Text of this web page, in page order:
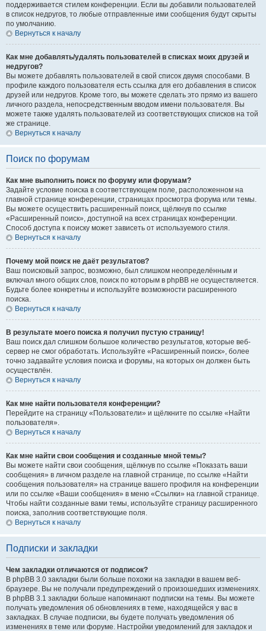
поддерживается стилем конференции. Если вы добавили пользователей
в список недругов, то любые отправленные ими сообщения будут скрыты
по умолчанию.
Вернуться к началу
Как мне добавлять/удалять пользователей в списках моих друзей и
недругов?
Вы можете добавлять пользователей в свой список двумя способами. В
профиле каждого пользователя есть ссылка для его добавления в список
друзей или недругов. Кроме того, вы можете сделать это прямо из вашего
личного раздела, непосредственным вводом имени пользователя. Вы
можете также удалять пользователей из соответствующих списков на той
же странице.
Вернуться к началу
Поиск по форумам
Как мне выполнить поиск по форуму или форумам?
Задайте условие поиска в соответствующем поле, расположенном на
главной странице конференции, страницах просмотра форума или темы.
Вы можете осуществить расширенный поиск, щёлкнув по ссылке
«Расширенный поиск», доступной на всех страницах конференции.
Способ доступа к поиску может зависеть от используемого стиля.
Вернуться к началу
Почему мой поиск не даёт результатов?
Ваш поисковый запрос, возможно, был слишком неопределённым и
включал много общих слов, поиск по которым в phpBB не осуществляется.
Будьте более конкретны и используйте возможности расширенного
поиска.
Вернуться к началу
В результате моего поиска я получил пустую страницу!
Ваш поиск дал слишком большое количество результатов, которые веб-
сервер не смог обработать. Используйте «Расширенный поиск», более
точно задавайте условия поиска и форумы, на которых он должен быть
осуществлён.
Вернуться к началу
Как мне найти пользователя конференции?
Перейдите на страницу «Пользователи» и щёлкните по ссылке «Найти
пользователя».
Вернуться к началу
Как мне найти свои сообщения и созданные мной темы?
Вы можете найти свои сообщения, щёлкнув по ссылке «Показать ваши
сообщения» в личном разделе на главной странице, по ссылке «Найти
сообщения пользователя» на странице вашего профиля на конференции
или по ссылке «Ваши сообщения» в меню «Ссылки» на главной странице.
Чтобы найти созданные вами темы, используйте страницу расширенного
поиска, заполнив соответствующие поля.
Вернуться к началу
Подписки и закладки
Чем закладки отличаются от подписок?
В phpBB 3.0 закладки были больше похожи на закладки в вашем веб-
браузере. Вы не получали предупреждений о произошедших изменениях.
В phpBB 3.1 закладки больше напоминают подписки на темы. Вы можете
получать уведомления об обновлениях в теме, находящейся у вас в
закладках. В случае подписки, вы будете получать уведомления об
изменениях в теме или форуме. Настройки уведомлений для закладок и